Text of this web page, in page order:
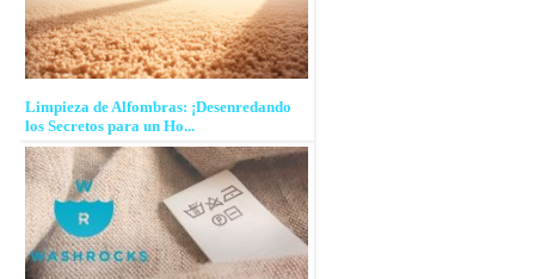
Limpieza de Alfombras: ¡Desenredando
los Secretos para un Ho...